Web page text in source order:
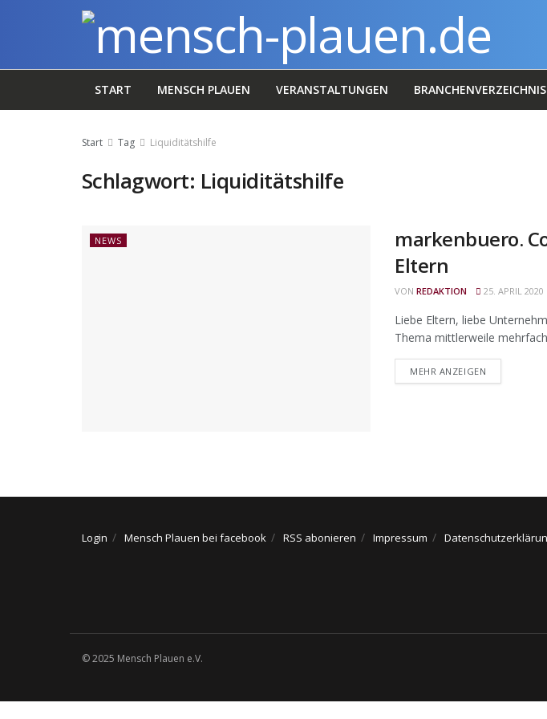
START MENSCH PLAUEN VERANSTALTUNGEN BRANCHENVERZEICHNIS
Start Tag Liquiditätshilfe
Schlagwort: Liquiditätshilfe
NEWS
markenbuero.
Eltern
VON REDAKTION 25. APRIL 2020
Liebe Eltern, liebe
Thema mittlerweile
MEHR ANZEIGEN
Login Mensch Plauen bei facebook RSS abonieren Impressum
© 2025 Mensch Plauen e.V.